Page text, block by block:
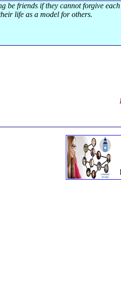
be friends if they cannot forgive
life as a model for others.